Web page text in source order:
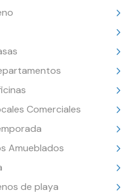
Comerciales
Amueblados
de playa